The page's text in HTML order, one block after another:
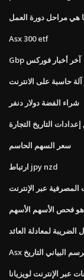
هي مراحل دورة العمل
Asx 300 etf
Gbp آخر أخبار فوركس
حاسبة على الانترنت
شراء الفضة دولار دنفر
التاريخ التجارة
سعر السهم الحاسم
ارتباط jpy nzd
عبر الإنترنت
فحص الأسهم الأسهم
الضريبة لمعادلة العائد
عبر الإنترنت لويزيانا